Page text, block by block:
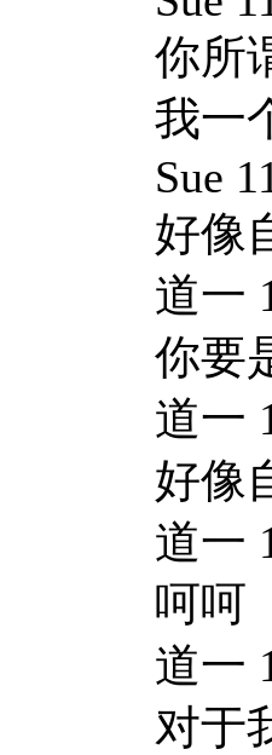
你所
我一
Sue
好像
道一
你要
道一
好像
道一
呵呵
道一
对于